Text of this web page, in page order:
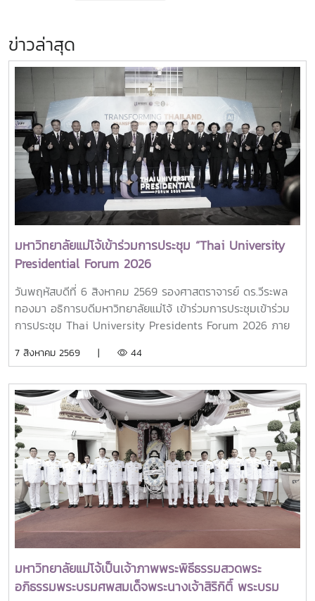
ข่าวล่าสุด
มหาวิทยาลัยแม่โจ้เข้าร่วมการประชุม “Thai University
Presidential Forum 2026
วันพฤหัสบดีที่ 6 สิงหาคม 2569 รองศาสตราจารย์ ดร.วีระพล
ทองมา อธิการบดีมหาวิทยาลัยแม่โจ้ เข้าร่วมการประชุมเข้าร่วม
การประชุม Thai University Presidents Forum 2026 ภาย
ได้รับเกียรติจาก ศาสตราจารย์ ดร.ยศชนัน วงศ์สวัสดิ์ รองนายก
วิทยาศาสตร์ วิจัยและนวัตกรรม เป็นประธานเปิดงาน ณ โรงแรม
เซ็นทารา แกรนด์ แอท เซ็นทรัลพลาซ่าลาดพร้าว กทม.สำหรับ
การประชุม Thai University Presidential Forum 2026 มี
นายดนุพร ปุณณกันต์ ผู้ช่วยรัฐมนตรีประจำกระทรวง อว.
ทพญ.ศรีญาดา ปาลิมาพันธ์ ที่ปรึกษา รมว.อว. ศ.ดร.ศุภชัย
ปทุมนากุล ปลัดกระทรวง อว. ดร.พันธุ์เพิ่มศักดิ์ อารุณี รองปลัด
กระทรวง อว. นางศรินยา สาขากร ผู้ช่วยปลัดกระทรวง อว.
คณะผู้บริหารหน่วยงานในกระทรวง อว. Professor Tan Eng
Chye, President, National University of Singapore
Professor Yang Bin , Vice Chancellor, Tsinghua
University Council Professor Tan Eng Chye อธิการบดี
มหาวิทยาลัยแห่งชาติสิงคโปร์ Professor Yang Bin รองประธาน
สภามหาวิทยาลัยชิงหวา ตลอดจนประธานที่ประชุมอธิการบดี ทั้ง
7 สิงหาคม 2569 | 44
มหาวิทยาลัยแม่โจ้เป็นเจ้าภาพพระพิธีธรรมสวดพระ
อภิธรรมพระบรมศพสมเด็จพระนางเจ้าสิริกิติ์ พระบรม